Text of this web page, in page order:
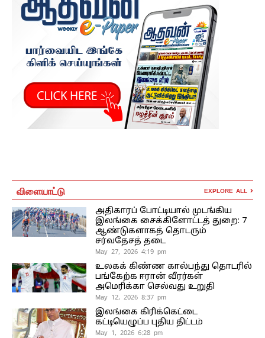
விளையாட்டு EXPLORE ALL
அதிகாரப் போட்டியால் முடங்கிய
இலங்கை சைக்கிளோட்டத் துறை: 7
ஆண்டுகளாகத் தொடரும்
சர்வதேசத் தடை
May 27, 2026 4:19 pm
உலகக் கிண்ண கால்பந்து தொடரில்
பங்கேற்க ஈரான் வீரர்கள்
அமெரிக்கா செல்வது உறுதி
May 12, 2026 8:37 pm
இலங்கை கிரிக்கெட்டை
கட்டியெழுப்ப புதிய திட்டம்
May 1, 2026 6:28 pm